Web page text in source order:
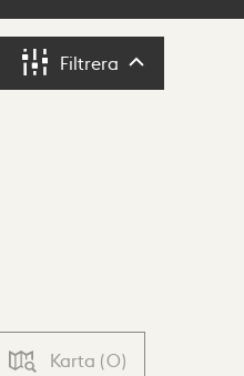
Filtrera Filtrera
Karta (0)